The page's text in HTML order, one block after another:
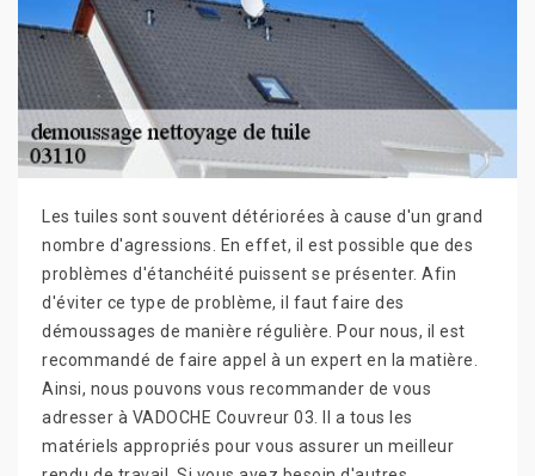
Les tuiles sont souvent détériorées à cause d'un grand
nombre d'agressions. En effet, il est possible que des
problèmes d'étanchéité puissent se présenter. Afin
d'éviter ce type de problème, il faut faire des
démoussages de manière régulière. Pour nous, il est
recommandé de faire appel à un expert en la matière.
Ainsi, nous pouvons vous recommander de vous
adresser à VADOCHE Couvreur 03. Il a tous les
matériels appropriés pour vous assurer un meilleur